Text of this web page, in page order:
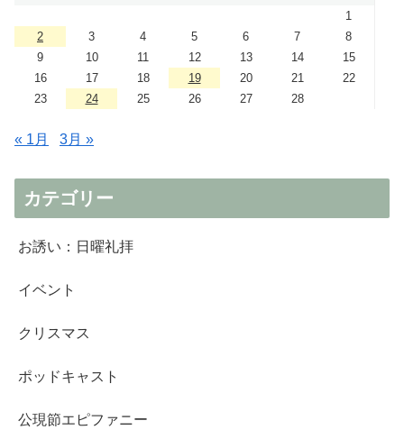
1
2
3 4 5 6 7
8
9
10 11 12 13 14
15
16
17 18 19 20 21
22
23
24 25 26 27 28
« 1月 3月 »
カテゴリー
お誘い：日曜礼拝
イベント
クリスマス
ポッドキャスト
公現節エピファニー